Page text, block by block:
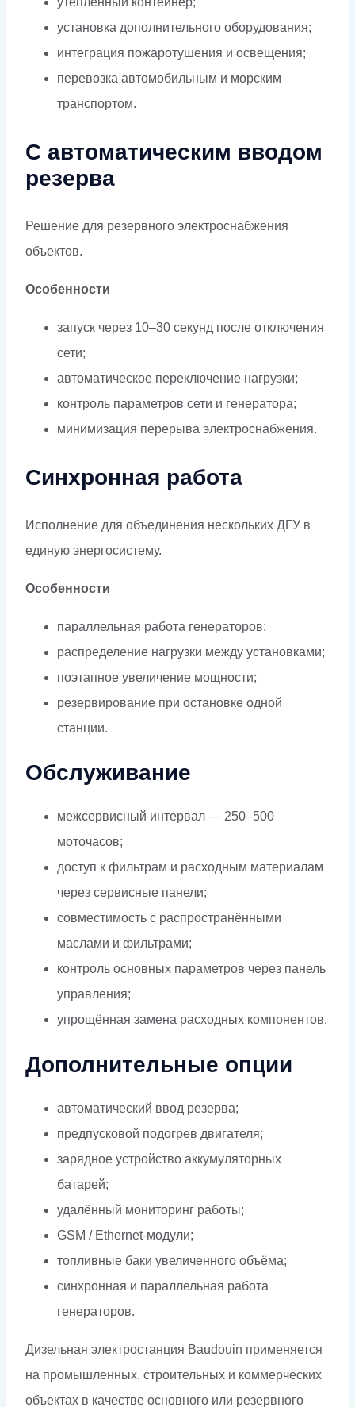
установка дополнительного оборудования;
интеграция пожаротушения и освещения;
перевозка автомобильным и морским
транспортом.
С автоматическим вводом
резерва
Решение для резервного электроснабжения
объектов.
Особенности
запуск через 10–30 секунд после отключения
сети;
автоматическое переключение нагрузки;
контроль параметров сети и генератора;
минимизация перерыва электроснабжения.
Синхронная работа
Исполнение для объединения нескольких ДГУ в
единую энергосистему.
Особенности
параллельная работа генераторов;
распределение нагрузки между установками;
поэтапное увеличение мощности;
резервирование при остановке одной
станции.
Обслуживание
межсервисный интервал — 250–500
моточасов;
доступ к фильтрам и расходным материалам
через сервисные панели;
совместимость с распространёнными
маслами и фильтрами;
контроль основных параметров через панель
управления;
упрощённая замена расходных компонентов.
Дополнительные опции
автоматический ввод резерва;
предпусковой подогрев двигателя;
зарядное устройство аккумуляторных
батарей;
удалённый мониторинг работы;
GSM / Ethernet-модули;
топливные баки увеличенного объёма;
синхронная и параллельная работа
генераторов.
Дизельная электростанция Baudouin применяется
на промышленных, строительных и коммерческих
объектах в качестве основного или резервного